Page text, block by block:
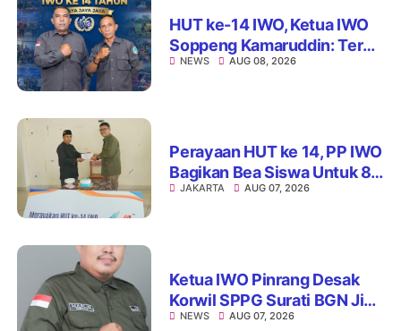
HUT ke-14 IWO, Ketua IWO
Soppeng Kamaruddin: Terus
Jaga Integritas dan Nama
NEWS AUG 08, 2026
Perayaan HUT ke 14, PP IWO
Bagikan Bea Siswa Untuk 8
Siswa SD Muhammadiyah
JAKARTA AUG 07, 2026
Ketua IWO Pinrang Desak
Korwil SPPG Surati BGN Jika
Ditemukan Dapur MBG Tak
NEWS AUG 07, 2026